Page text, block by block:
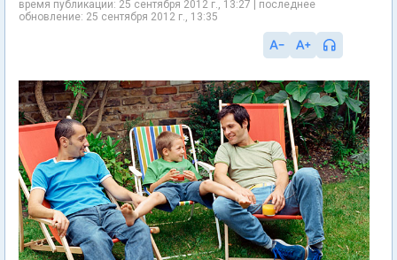
время публикации: 25 сентября 2012 г., 13:27 | последнее
обновление: 25 сентября 2012 г., 13:35